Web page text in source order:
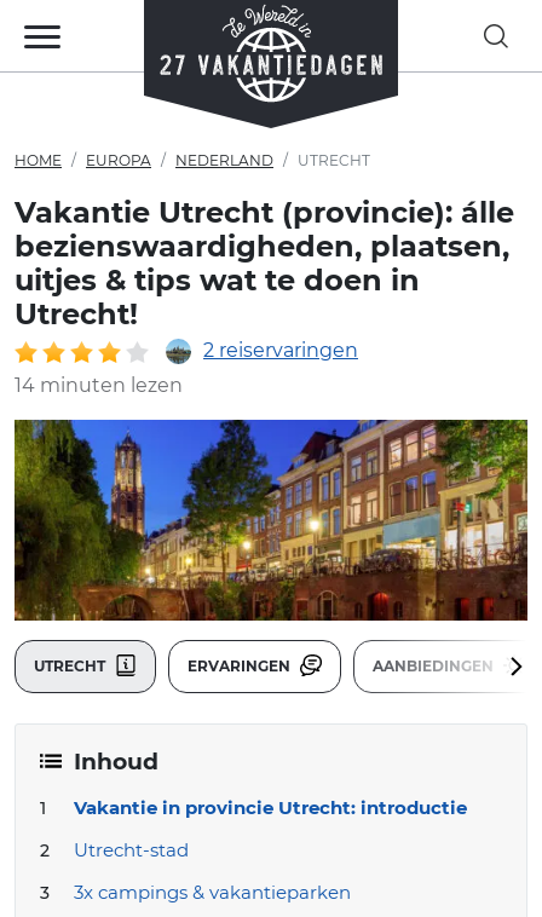
HOME EUROPA NEDERLAND UTRECHT
Vakantie Utrecht (provincie): álle
bezienswaardigheden, plaatsen,
uitjes & tips wat te doen in
Utrecht!
2 reiservaringen
14 minuten lezen
UTRECHT ERVARINGEN AANBIEDINGEN
Inhoud
Vakantie in provincie Utrecht: introductie
Utrecht-stad
3x campings & vakantieparken